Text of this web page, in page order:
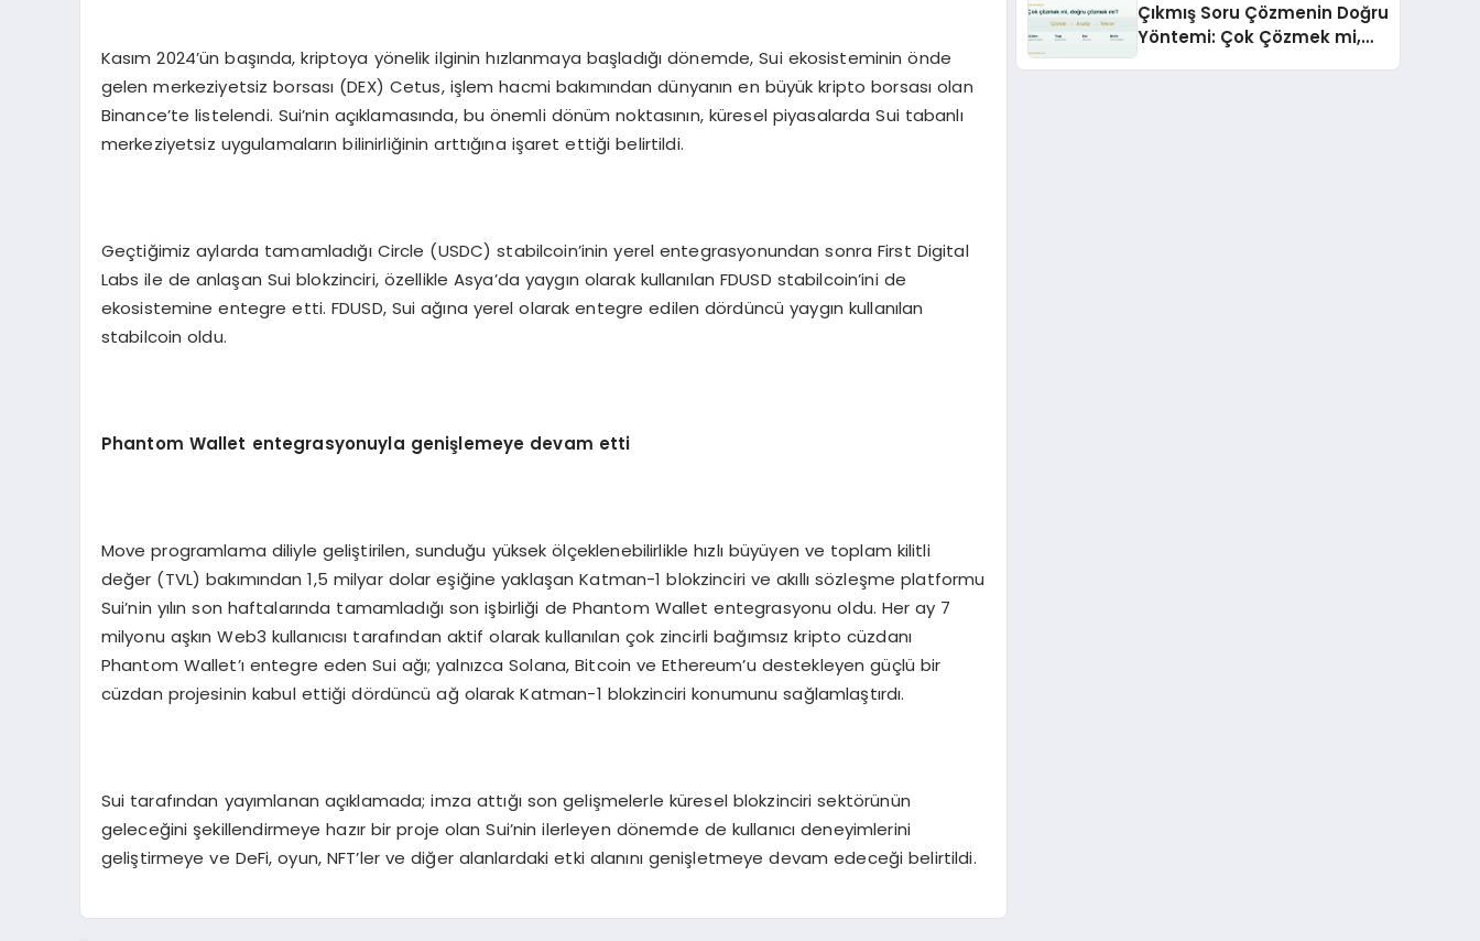
Kasım 2024’ün başında, kriptoya yönelik ilginin hızlanmaya başladığı dönemde, Sui ekosisteminin önde
gelen merkeziyetsiz borsası (DEX) Cetus, işlem hacmi bakımından dünyanın en büyük kripto borsası olan
Binance’te listelendi. Sui’nin açıklamasında, bu önemli dönüm noktasının, küresel piyasalarda Sui tabanlı
merkeziyetsiz uygulamaların bilinirliğinin arttığına işaret ettiği belirtildi.
Geçtiğimiz aylarda tamamladığı Circle (USDC) stabilcoin’inin yerel entegrasyonundan sonra First Digital
Labs ile de anlaşan Sui blokzinciri, özellikle Asya’da yaygın olarak kullanılan FDUSD stabilcoin’ini de
ekosistemine entegre etti. FDUSD, Sui ağına yerel olarak entegre edilen dördüncü yaygın kullanılan
stabilcoin oldu.
Phantom Wallet entegrasyonuyla genişlemeye devam etti
Move programlama diliyle geliştirilen, sunduğu yüksek ölçeklenebilirlikle hızlı büyüyen ve toplam kilitli
değer (TVL) bakımından 1,5 milyar dolar eşiğine yaklaşan Katman-1 blokzinciri ve akıllı sözleşme platformu
Sui’nin yılın son haftalarında tamamladığı son işbirliği de Phantom Wallet entegrasyonu oldu. Her ay 7
milyonu aşkın Web3 kullanıcısı tarafından aktif olarak kullanılan çok zincirli bağımsız kripto cüzdanı
Phantom Wallet’ı entegre eden Sui ağı; yalnızca Solana, Bitcoin ve Ethereum’u destekleyen güçlü bir
cüzdan projesinin kabul ettiği dördüncü ağ olarak Katman-1 blokzinciri konumunu sağlamlaştırdı.
Sui tarafından yayımlanan açıklamada; imza attığı son gelişmelerle küresel blokzinciri sektörünün
geleceğini şekillendirmeye hazır bir proje olan Sui’nin ilerleyen dönemde de kullanıcı deneyimlerini
geliştirmeye ve DeFi, oyun, NFT’ler ve diğer alanlardaki etki alanını genişletmeye devam edeceği belirtildi.
Çıkmış Soru Çözmenin Doğru
Yöntemi: Çok Çözmek mi,